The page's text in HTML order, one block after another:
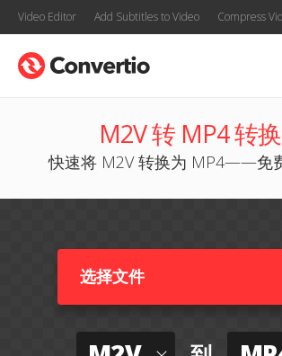
Video Editor Add Subtitles to Video Compress
M2V 转 MP4 转
快速将 M2V 转换为 MP4——免
选择文件